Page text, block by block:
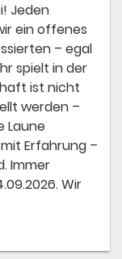
Jeden
ein offenes
– egal
spielt in der
ist nicht
werden –
Laune
Erfahrung –
Immer
Wir